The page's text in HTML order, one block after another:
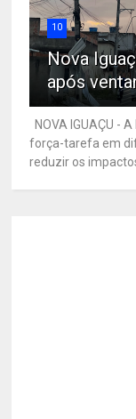
10
Nova
após
NOVA IGUAÇU -
força-tarefa em
reduzir os